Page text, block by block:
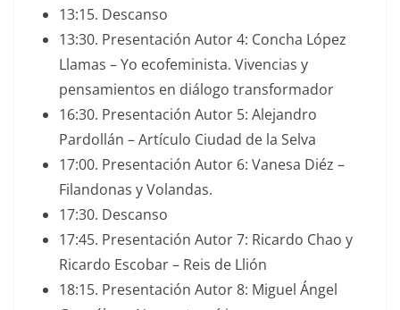
13:15. Descanso
13:30. Presentación Autor 4: Concha López
Llamas – Yo ecofeminista. Vivencias y
pensamientos en diálogo transformador
16:30. Presentación Autor 5: Alejandro
Pardollán – Artículo Ciudad de la Selva
17:00. Presentación Autor 6: Vanesa Diéz –
Filandonas y Volandas.
17:30. Descanso
17:45. Presentación Autor 7: Ricardo Chao y
Ricardo Escobar – Reis de Llión
18:15. Presentación Autor 8: Miguel Ángel